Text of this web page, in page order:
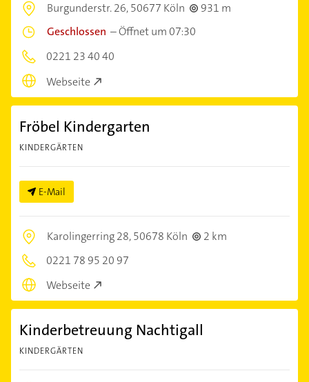
Burgunderstr. 26,50677 Köln
931 m
Geschlossen –Öffnet um 07:30
0221 23 40 40
Webseite
Fröbel Kindergarten
KINDERGÄRTEN
E-Mail
Karolingerring 28,50678 Köln
2 km
0221 78 95 20 97
Webseite
Kinderbetreuung Nachtigall
KINDERGÄRTEN